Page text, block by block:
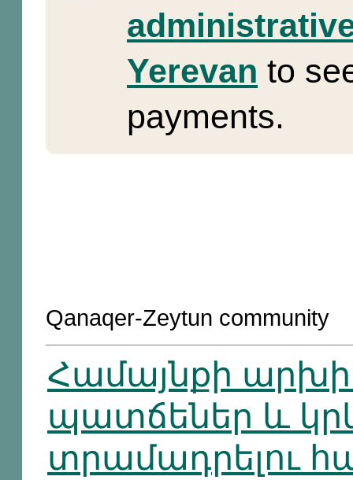
Yerevan to
payments.
Qanaqer-Zeytun community
Համայնքի
պատճեներ և
տրամադրելու